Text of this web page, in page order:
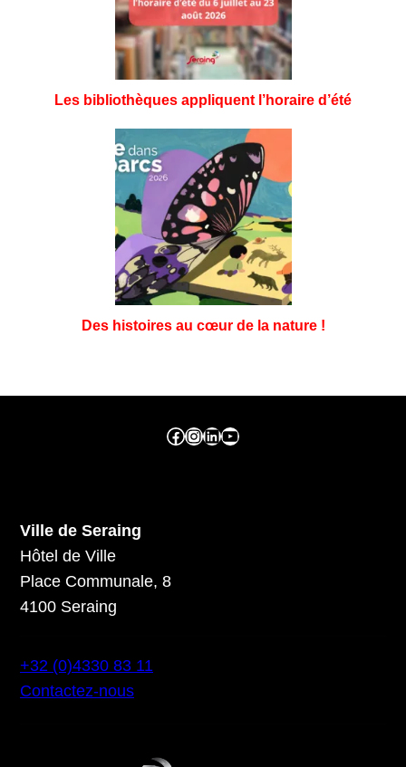
Les bibliothèques appliquent l’horaire d’été
Des histoires au cœur de la nature !
Facebook ville de seraing Instragram ville de seraing linkedin – ville de seraing YouTube
Ville de Seraing
Hôtel de Ville
Place Communale, 8
4100 Seraing
+32 (0)4330 83 11
Contactez-nous